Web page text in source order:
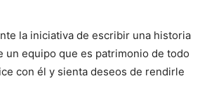
la iniciativa de escribir una historia
un equipo que es patrimonio de todo
con él y sienta deseos de rendirle